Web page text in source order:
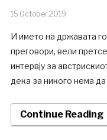
15.October.2019
И името на државата
преговори, вели
интервју за
дека за никого нема
Continue Reading